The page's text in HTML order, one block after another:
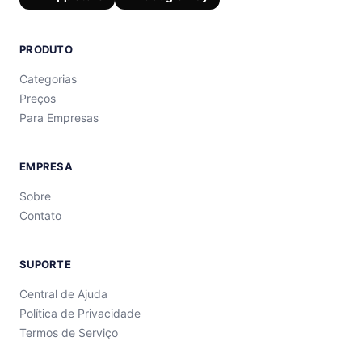
PRODUTO
Categorias
Preços
Para Empresas
EMPRESA
Sobre
Contato
SUPORTE
Central de Ajuda
Política de Privacidade
Termos de Serviço